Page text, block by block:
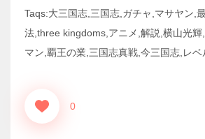
Taqs:大三国志,三国志,ガチャ,マサヤン,
法,three kingdoms,アニメ,解説,横山光輝
マン,覇王の業,三国志真戦,今三国志,レ
0